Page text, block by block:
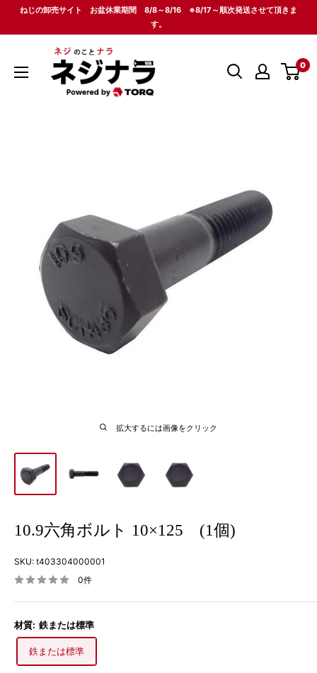
ねじの卸売サイト お盆休業期間 8/8～8/16 ※8/17～順次発送させて頂きま
す。
0
拡大するには画像をクリック
10.9六角ボルト 10×125 (1個)
SKU: t403304000001
0件
材質: 鉄または標準
鉄または標準